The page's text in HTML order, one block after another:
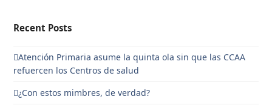
Recent Posts
Atención Primaria asume la quinta ola sin que las CCAA
refuercen los Centros de salud
¿Con estos mimbres, de verdad?